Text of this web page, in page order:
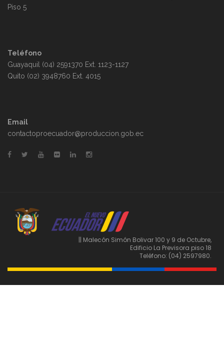
Piso 5
Teléfono
Guayaquil (04) 2591370 Ext. 1123-1127
Quito (02) 3948760 Ext. 4015
Email
contactoproecuador@produccion.gob.ec
|| Malecón Simón Bolivar 100 y 9 de Octubre,
Edificio La Previsora piso 18
Teléfono: (04) 2597980.